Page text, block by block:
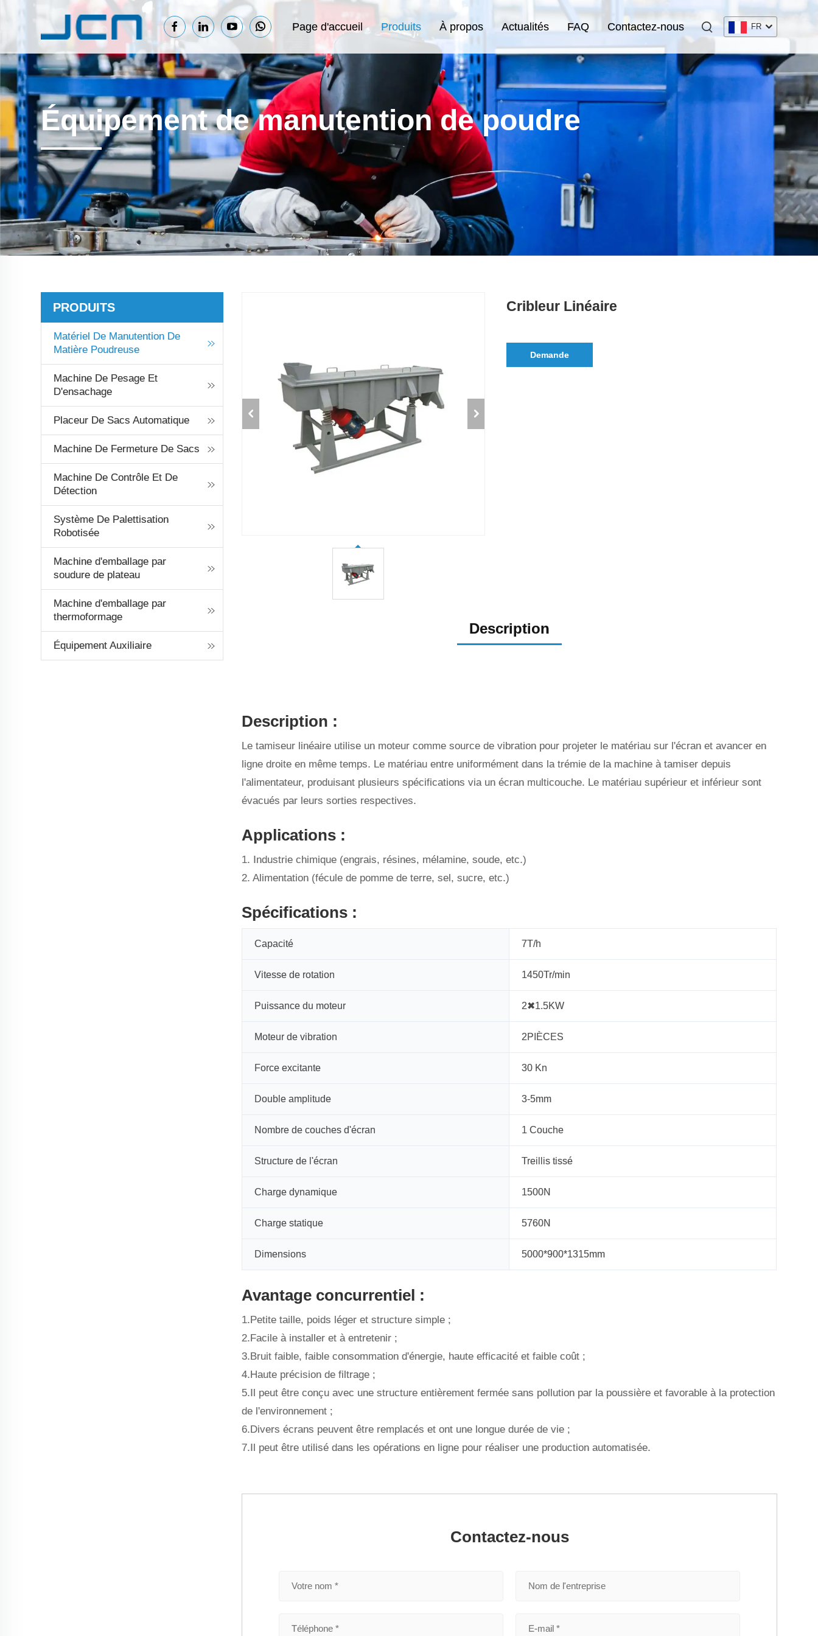
Page d'accueil Produits À propos Actualités FAQ Contactez-nous FR
Équipement de manutention de poudre
PRODUITS
Matériel De Manutention De
Matière Poudreuse
Machine De Pesage Et
D'ensachage
Placeur De Sacs Automatique
Machine De Fermeture De Sacs
Machine De Contrôle Et De
Détection
Système De Palettisation
Robotisée
Machine d'emballage par
soudure de plateau
Machine d'emballage par
thermoformage
Équipement Auxiliaire
Cribleur Linéaire
Demande
Description
Description :
Le tamiseur linéaire utilise un moteur comme source de vibration pour projeter le matériau sur l'écran et avancer en
ligne droite en même temps. Le matériau entre uniformément dans la trémie de la machine à tamiser depuis
l'alimentateur, produisant plusieurs spécifications via un écran multicouche. Le matériau supérieur et inférieur sont
évacués par leurs sorties respectives.
Applications :
1. Industrie chimique (engrais, résines, mélamine, soude, etc.)
2. Alimentation (fécule de pomme de terre, sel, sucre, etc.)
Spécifications :
Capacité 7T/h
Vitesse de rotation 1450Tr/min
Puissance du moteur 2✖1.5KW
Moteur de vibration 2PIÈCES
Force excitante 30 Kn
Double amplitude 3-5mm
Nombre de couches d'écran 1 Couche
Structure de l'écran Treillis tissé
Charge dynamique 1500N
Charge statique 5760N
Dimensions 5000*900*1315mm
Avantage concurrentiel :
1.Petite taille, poids léger et structure simple ;
2.Facile à installer et à entretenir ;
3.Bruit faible, faible consommation d'énergie, haute efficacité et faible coût ;
4.Haute précision de filtrage ;
5.Il peut être conçu avec une structure entièrement fermée sans pollution par la poussière et favorable à la protection
de l'environnement ;
6.Divers écrans peuvent être remplacés et ont une longue durée de vie ;
7.Il peut être utilisé dans les opérations en ligne pour réaliser une production automatisée.
Contactez-nous